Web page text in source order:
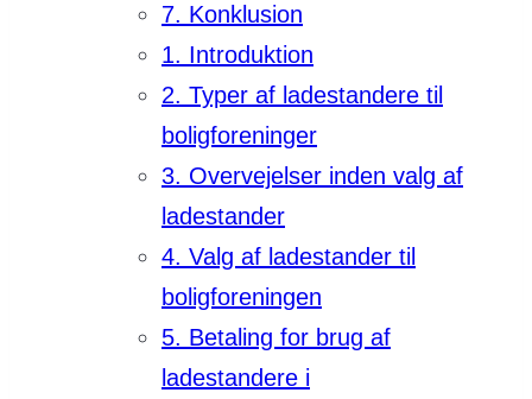
7. Konklusion
1. Introduktion
2. Typer af ladestandere til
boligforeninger
3. Overvejelser inden valg af
ladestander
4. Valg af ladestander til
boligforeningen
5. Betaling for brug af
ladestandere i